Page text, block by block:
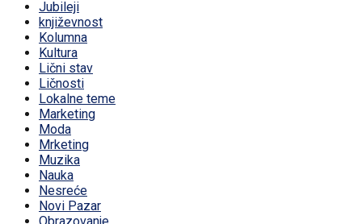
Jubileji
književnost
Kolumna
Kultura
Lični stav
Ličnosti
Lokalne teme
Marketing
Moda
Mrketing
Muzika
Nauka
Nesreće
Novi Pazar
Obrazovanje